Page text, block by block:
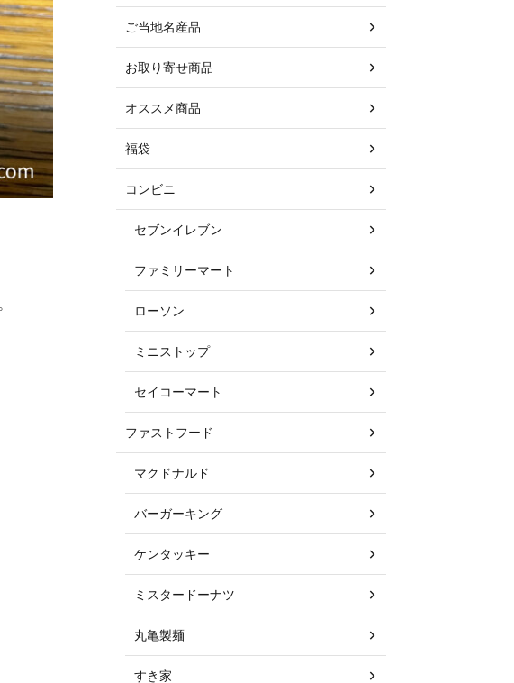
ご当地名産品
お取り寄せ商品
オススメ商品
福袋
コンビニ
セブンイレブン
ファミリーマート
ローソン
ミニストップ
セイコーマート
ファストフード
マクドナルド
バーガーキング
ケンタッキー
ミスタードーナツ
丸亀製麺
すき家